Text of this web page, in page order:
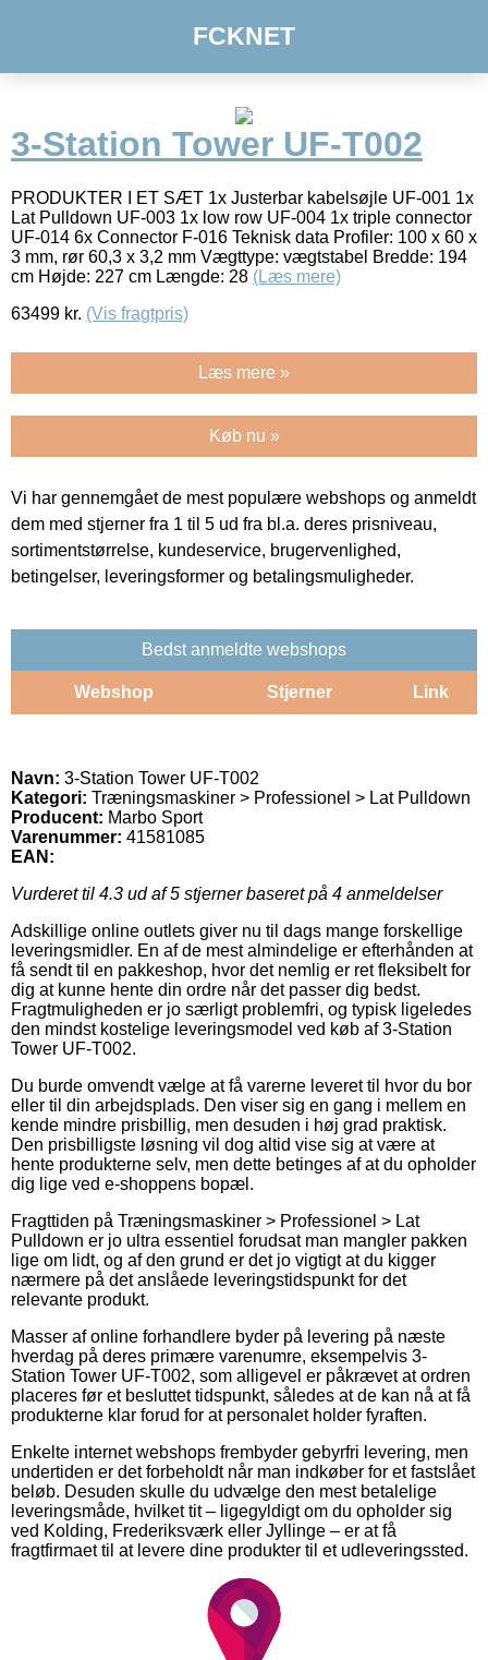
FCKNET
3-Station Tower UF-T002
PRODUKTER I ET SÆT 1x Justerbar kabelsøjle UF-001 1x
Lat Pulldown UF-003 1x low row UF-004 1x triple connector
UF-014 6x Connector F-016 Teknisk data Profiler: 100 x 60 x
3 mm, rør 60,3 x 3,2 mm Vægttype: vægtstabel Bredde: 194
cm Højde: 227 cm Længde: 28 (Læs mere)
63499 kr. (Vis fragtpris)
Læs mere »
Køb nu »
Vi har gennemgået de mest populære webshops og anmeldt
dem med stjerner fra 1 til 5 ud fra bl.a. deres prisniveau,
sortimentstørrelse, kundeservice, brugervenlighed,
betingelser, leveringsformer og betalingsmuligheder.
Bedst anmeldte webshops
Webshop Stjerner Link
Navn: 3-Station Tower UF-T002
Kategori: Træningsmaskiner > Professionel > Lat Pulldown
Producent: Marbo Sport
Varenummer: 41581085
EAN:
Vurderet til 4.3 ud af 5 stjerner baseret på 4 anmeldelser
Adskillige online outlets giver nu til dags mange forskellige
leveringsmidler. En af de mest almindelige er efterhånden at
få sendt til en pakkeshop, hvor det nemlig er ret fleksibelt for
dig at kunne hente din ordre når det passer dig bedst.
Fragtmuligheden er jo særligt problemfri, og typisk ligeledes
den mindst kostelige leveringsmodel ved køb af 3-Station
Tower UF-T002.
Du burde omvendt vælge at få varerne leveret til hvor du bor
eller til din arbejdsplads. Den viser sig en gang i mellem en
kende mindre prisbillig, men desuden i høj grad praktisk.
Den prisbilligste løsning vil dog altid vise sig at være at
hente produkterne selv, men dette betinges af at du opholder
dig lige ved e-shoppens bopæl.
Fragttiden på Træningsmaskiner > Professionel > Lat
Pulldown er jo ultra essentiel forudsat man mangler pakken
lige om lidt, og af den grund er det jo vigtigt at du kigger
nærmere på det anslåede leveringstidspunkt for det
relevante produkt.
Masser af online forhandlere byder på levering på næste
hverdag på deres primære varenumre, eksempelvis 3-
Station Tower UF-T002, som alligevel er påkrævet at ordren
placeres før et besluttet tidspunkt, således at de kan nå at få
produkterne klar forud for at personalet holder fyraften.
Enkelte internet webshops frembyder gebyrfri levering, men
undertiden er det forbeholdt når man indkøber for et fastslået
beløb. Desuden skulle du udvælge den mest betalelige
leveringsmåde, hvilket tit – ligegyldigt om du opholder sig
ved Kolding, Frederiksværk eller Jyllinge – er at få
fragtfirmaet til at levere dine produkter til et udleveringssted.